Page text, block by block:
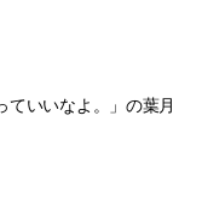
ていいなよ。」の葉月